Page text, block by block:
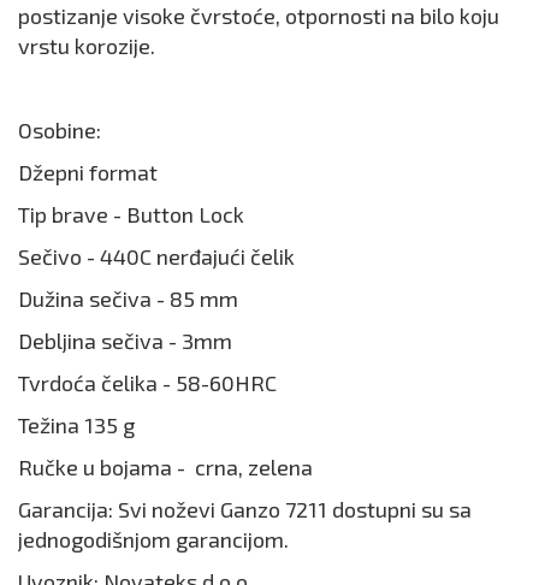
postizanje visoke čvrstoće, otpornosti na bilo koju
vrstu korozije.
Osobine:
Džepni format
Tip brave - Button Lock
Sečivo - 440C nerđajući čelik
Dužina sečiva - 85 mm
Debljina sečiva - 3mm
Tvrdoća čelika - 58-60HRC
Težina 135 g
Ručke u bojama - crna, zelena
Garancija: Svi noževi Ganzo 7211 dostupni su sa
jednogodišnjom garancijom.